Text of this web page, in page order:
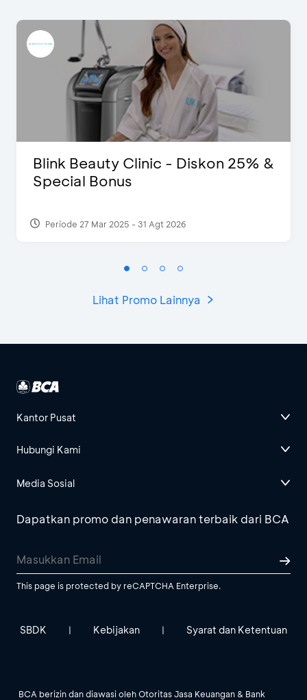
Blink Beauty Clinic - Diskon 25% &
Special Bonus
Periode 27 Mar 2025 - 31 Agt 2026
Lihat Promo Lainnya
Kantor Pusat
Hubungi Kami
Media Sosial
Dapatkan promo dan penawaran terbaik dari BCA
This page is protected by reCAPTCHA Enterprise.
SBDK | Kebijakan | Syarat dan Ketentuan
BCA berizin dan diawasi oleh Otoritas Jasa Keuangan & Bank